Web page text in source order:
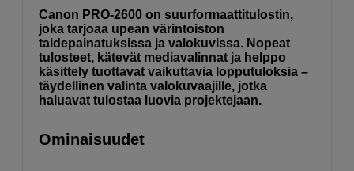
Canon PRO-2600 on suurformaattitulostin,
joka tarjoaa upean värintoiston
taidepainatuksissa ja valokuvissa. Nopeat
tulosteet, kätevät mediavalinnat ja helppo
käsittely tuottavat vaikuttavia lopputuloksia –
täydellinen valinta valokuvaajille, jotka
haluavat tulostaa luovia projektejaan.
Ominaisuudet